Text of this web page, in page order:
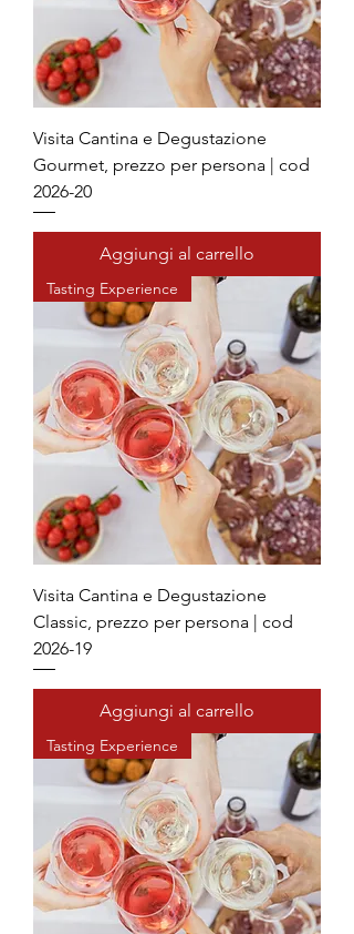
Visita Cantina e Degustazione
Gourmet, prezzo per persona | cod
2026-20
Aggiungi al carrello
Tasting Experience
Visita Cantina e Degustazione
Classic, prezzo per persona | cod
2026-19
Aggiungi al carrello
Tasting Experience